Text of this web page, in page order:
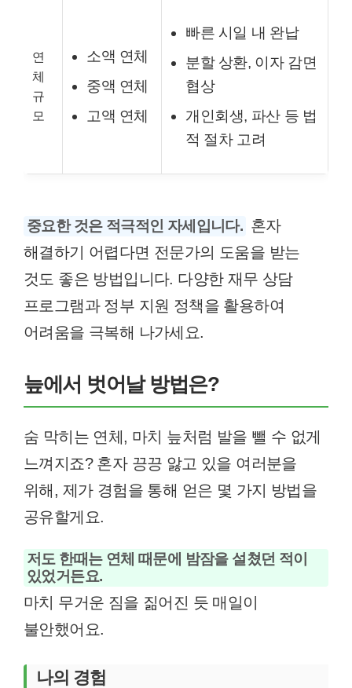
연
체
규
모
소액 연체
중액 연체
고액 연체
빠른 시일 내 완납
분할 상환, 이자 감면
협상
개인회생, 파산 등 법
적 절차 고려
중요한 것은 적극적인 자세입니다. 혼자
해결하기 어렵다면 전문가의 도움을 받는
것도 좋은 방법입니다. 다양한 재무 상담
프로그램과 정부 지원 정책을 활용하여
어려움을 극복해 나가세요.
늪에서 벗어날 방법은?
숨 막히는 연체, 마치 늪처럼 발을 뺄 수 없게
느껴지죠? 혼자 끙끙 앓고 있을 여러분을
위해, 제가 경험을 통해 얻은 몇 가지 방법을
공유할게요.
저도 한때는 연체 때문에 밤잠을 설쳤던 적이
있었거든요.
마치 무거운 짐을 짊어진 듯 매일이
불안했어요.
나의 경험